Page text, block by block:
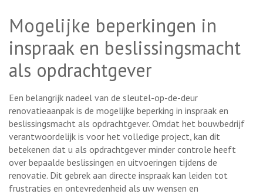
Mogelijke beperkingen in
inspraak en beslissingsmacht
als opdrachtgever
Een belangrijk nadeel van de sleutel-op-de-deur
renovatieaanpak is de mogelijke beperking in inspraak en
beslissingsmacht als opdrachtgever. Omdat het bouwbedrijf
verantwoordelijk is voor het volledige project, kan dit
betekenen dat u als opdrachtgever minder controle heeft
over bepaalde beslissingen en uitvoeringen tijdens de
renovatie. Dit gebrek aan directe inspraak kan leiden tot
frustraties en ontevredenheid als uw wensen en